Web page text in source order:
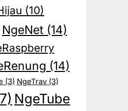
(10)
NgeNet (14)
(14)
(3) NgeTrav(3)
NgeTube